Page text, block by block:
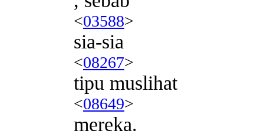
<03588>
sia-sia
<08267>
tipu muslihat
<08649>
mereka.